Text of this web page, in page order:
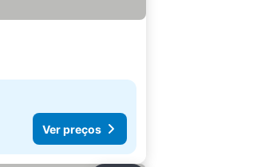
Ver preços